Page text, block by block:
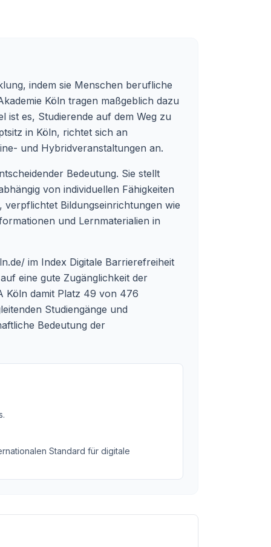
indem sie Menschen berufliche
Köln tragen maßgeblich dazu
ist es, Studierende auf dem Weg zu
in Köln, richtet sich an
und Hybridveranstaltungen an.
Bedeutung. Sie stellt
von individuellen Fähigkeiten
verpflichtet Bildungseinrichtungen wie
und Lernmaterialien in
im Index Digitale Barrierefreiheit
eine gute Zugänglichkeit der
Köln damit Platz 49 von 476
Studiengänge und
Bedeutung der
.
Standard für digitale